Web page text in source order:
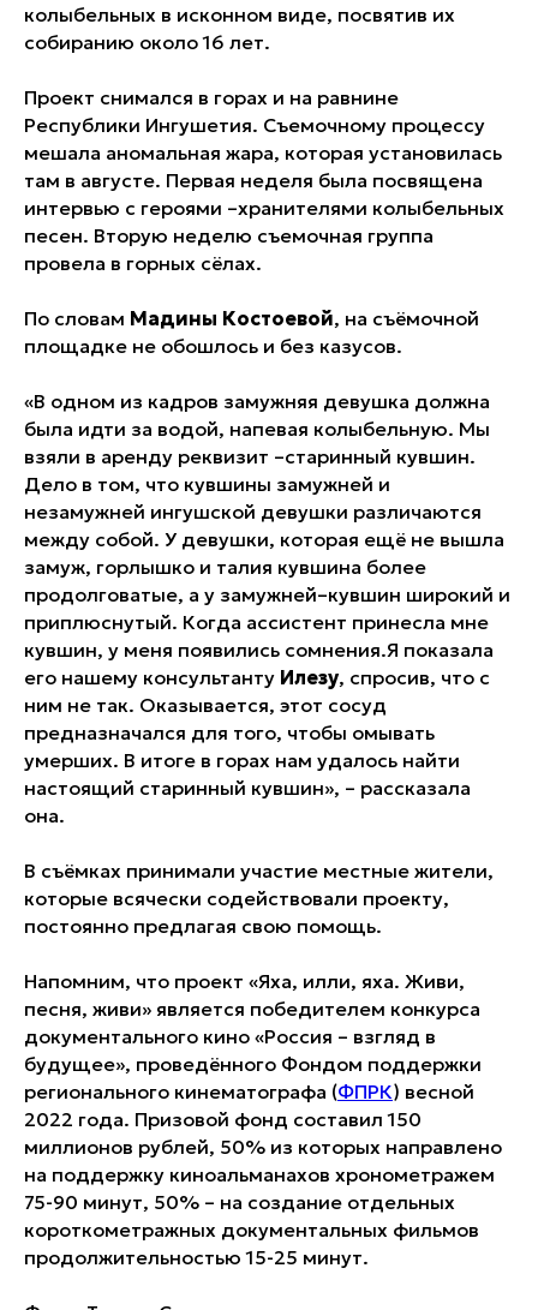
колыбельных в исконном виде, посвятив их
собиранию около 16 лет.
Проект снимался в горах и на равнине
Республики Ингушетия. Съемочному процессу
мешала аномальная жара, которая установилась
там в августе. Первая неделя была посвящена
интервью с героями –хранителями колыбельных
песен. Вторую неделю съемочная группа
провела в горных сёлах.
По словам Мадины Костоевой, на съёмочной
площадке не обошлось и без казусов.
«В одном из кадров замужняя девушка должна
была идти за водой, напевая колыбельную. Мы
взяли в аренду реквизит –старинный кувшин.
Дело в том, что кувшины замужней и
незамужней ингушской девушки различаются
между собой. У девушки, которая ещё не вышла
замуж, горлышко и талия кувшина более
продолговатые, а у замужней–кувшин широкий и
приплюснутый. Когда ассистент принесла мне
кувшин, у меня появились сомнения.Я показала
его нашему консультанту Илезу, спросив, что с
ним не так. Оказывается, этот сосуд
предназначался для того, чтобы омывать
умерших. В итоге в горах нам удалось найти
настоящий старинный кувшин», – рассказала
она.
В съёмках принимали участие местные жители,
которые всячески содействовали проекту,
постоянно предлагая свою помощь.
Напомним, что проект «Яха, илли, яха. Живи,
песня, живи» является победителем конкурса
документального кино «Россия – взгляд в
будущее», проведённого Фондом поддержки
регионального кинематографа (ФПРК) весной
2022 года. Призовой фонд составил 150
миллионов рублей, 50% из которых направлено
на поддержку киноальманахов хронометражем
75-90 минут, 50% – на создание отдельных
короткометражных документальных фильмов
продолжительностью 15-25 минут.